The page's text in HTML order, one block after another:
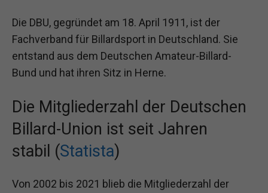
Die DBU, gegründet am 18. April 1911, ist der
Fachverband für Billardsport in Deutschland. Sie
entstand aus dem Deutschen Amateur-Billard-
Bund und hat ihren Sitz in Herne.
Die Mitgliederzahl der Deutschen
Billard-Union ist seit Jahren
stabil (Statista)
Von 2002 bis 2021 blieb die Mitgliederzahl der